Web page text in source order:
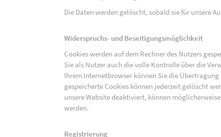
Die Daten werden gelöscht, sobald sie für unsere
Widerspruchs- und Beseitigungsmöglichkeit
Cookies werden auf dem Rechner des Nutzers
Sie als Nutzer auch die volle Kontrolle über die
Ihrem Internetbrowser können Sie die
gespeicherte Cookies können jederzeit gelöscht
unsere Website deaktiviert, können
werden.
Registrierung